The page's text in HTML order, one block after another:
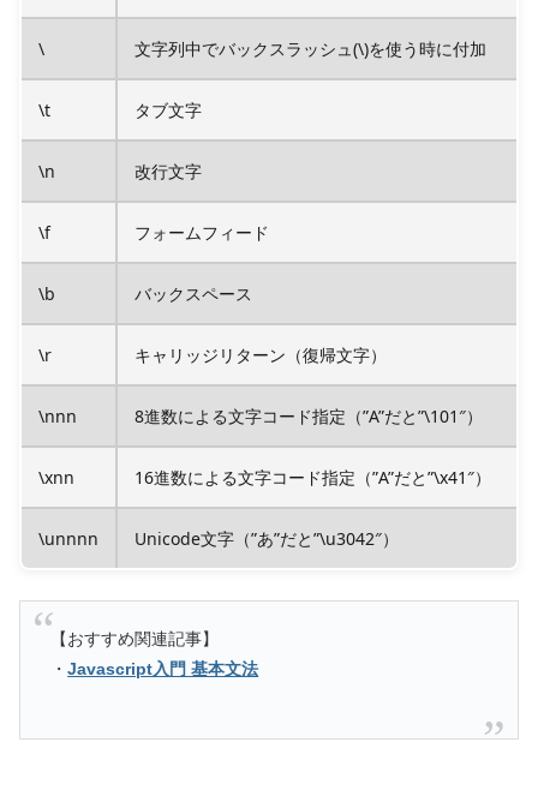
\ 文字列中でバックスラッシュ(\)を使う時に付加
\t タブ文字
\n 改行文字
\f フォームフィード
\b バックスペース
\r キャリッジリターン（復帰文字）
\nnn 8進数による文字コード指定（”A”だと”\101″）
\xnn 16進数による文字コード指定（”A”だと”\x41″）
\unnnn Unicode文字（”あ”だと”\u3042″）
【おすすめ関連記事】
・Javascript入門 基本文法